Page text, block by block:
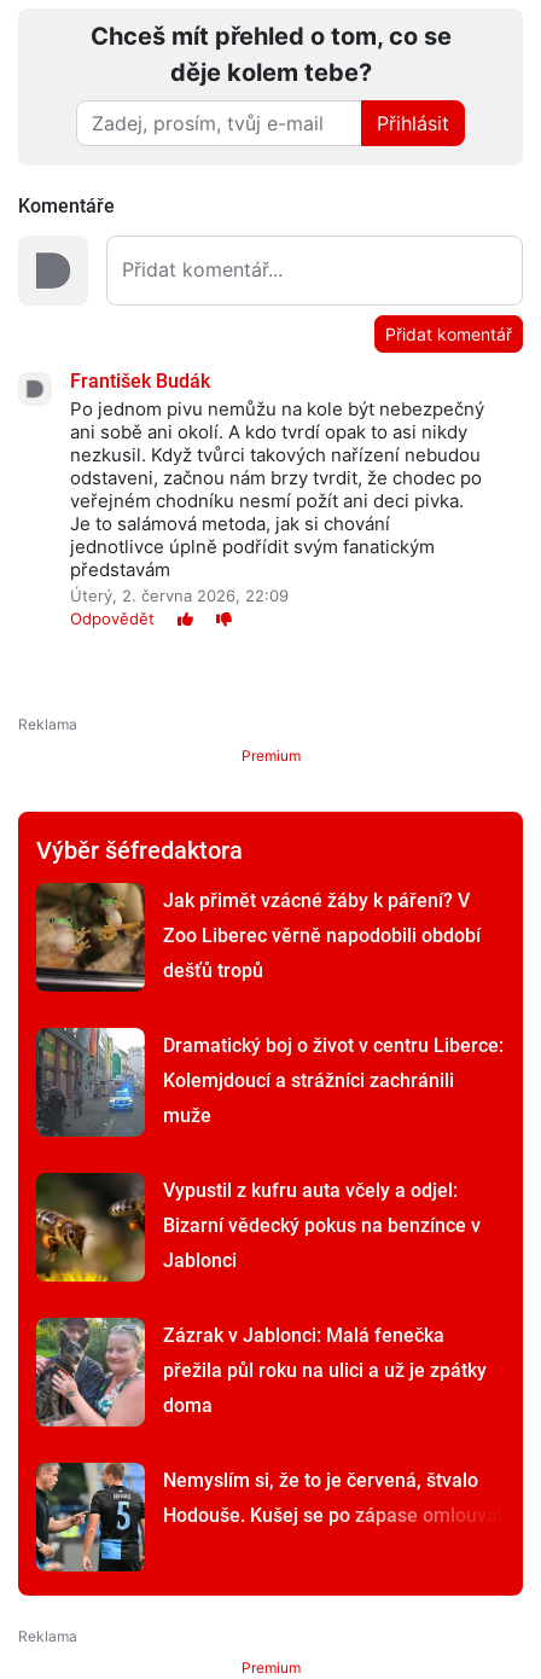
Chceš mít přehled o tom, co se
děje kolem tebe?
Přihlásit
Komentáře
Přidat komentář
František Budák
Po jednom pivu nemůžu na kole být nebezpečný
ani sobě ani okolí. A kdo tvrdí opak to asi nikdy
nezkusil. Když tvůrci takových nařízení nebudou
odstaveni, začnou nám brzy tvrdit, že chodec po
veřejném chodníku nesmí požít ani deci pivka.
Je to salámová metoda, jak si chování
jednotlivce úplně podřídit svým fanatickým
představám
Úterý, 2. června 2026, 22:09
Odpovědět
Premium
Výběr šéfredaktora
Jak přimět vzácné žáby k páření? V
Zoo Liberec věrně napodobili období
dešťů tropů
Dramatický boj o život v centru Liberce:
Kolemjdoucí a strážníci zachránili
muže
Vypustil z kufru auta včely a odjel:
Bizarní vědecký pokus na benzínce v
Jablonci
Zázrak v Jablonci: Malá fenečka
přežila půl roku na ulici a už je zpátky
doma
Nemyslím si, že to je červená, štvalo
Hodouše. Kušej se po zápase omlouval
Premium